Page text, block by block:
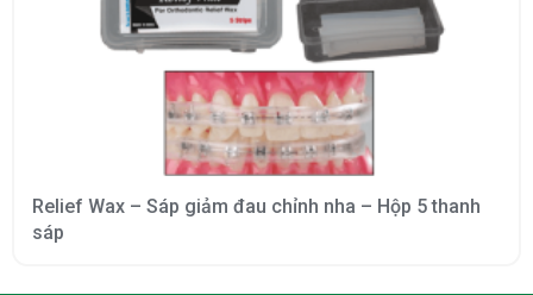
Relief Wax – Sáp giảm đau chỉnh nha – Hộp 5 thanh
sáp